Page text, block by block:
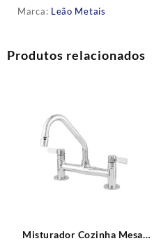
Marca: Leão Metais
Produtos relacionados
Misturador Cozinha Mesa